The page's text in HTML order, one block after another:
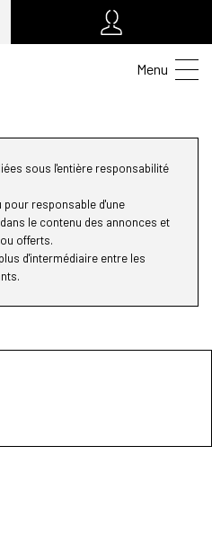
Menu
sous l'entière responsabilité
pour responsable d'une
le contenu des annonces et
offerts.
d'intermédiaire entre les